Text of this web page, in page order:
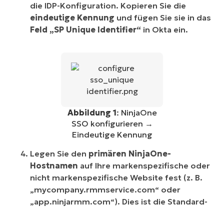
die IDP-Konfiguration. Kopieren Sie die
eindeutige Kennung und fügen Sie sie in das
Feld „SP Unique Identifier“ in Okta ein.
Abbildung 1: NinjaOne
SSO konfigurieren →
Eindeutige Kennung
Legen Sie den primären NinjaOne-
Hostnamen auf Ihre markenspezifische oder
nicht markenspezifische Website fest (z. B.
„mycompany.rmmservice.com“ oder
„app.ninjarmm.com“). Dies ist die Standard-